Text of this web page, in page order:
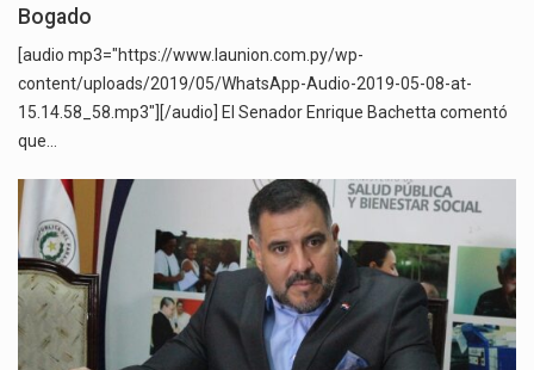
Bogado
[audio mp3="https://www.launion.com.py/wp-
content/uploads/2019/05/WhatsApp-Audio-2019-05-08-at-
15.14.58_58.mp3"][/audio] El Senador Enrique Bachetta comentó
que…